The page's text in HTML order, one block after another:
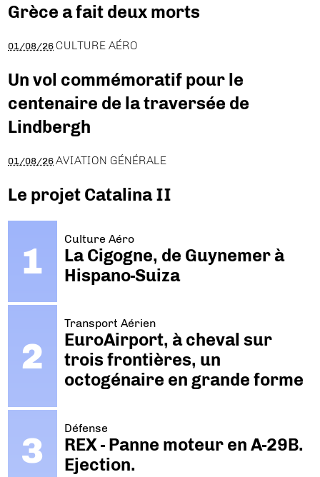
Grèce a fait deux morts
01/08/26 CULTURE AÉRO
Un vol commémoratif pour le
centenaire de la traversée de
Lindbergh
01/08/26 AVIATION GÉNÉRALE
Le projet Catalina II
Culture Aéro
La Cigogne, de Guynemer à
Hispano-Suiza
Transport Aérien
EuroAirport, à cheval sur
trois frontières, un
octogénaire en grande forme
Défense
REX - Panne moteur en A-29B.
Ejection.